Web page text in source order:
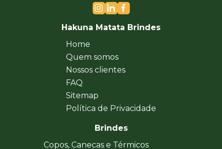
Hakuna Matata Brindes
Home
Quem somos
Nossos clientes
FAQ
Sitemap
Política de Privacidade
Brindes
Copos, Canecas e Térmicos